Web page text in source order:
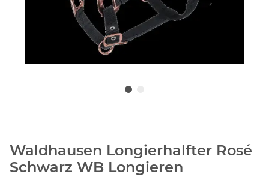
Waldhausen Longierhalfter Rosé
Schwarz WB Longieren